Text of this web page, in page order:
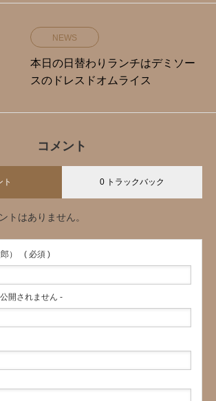
NEWS
本日の日替わりランチはデミソー
スのドレスドオムライス
コメント
ト 0 トラックバック
トはありません。
） ( 必須 )
開されません -